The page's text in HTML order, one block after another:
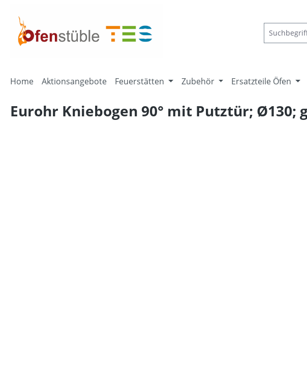
Home Aktionsangebote Feuerstätten Zubehör Ersatzteile Öfen
Eurohr Kniebogen 90° mit Putztür; Ø130;